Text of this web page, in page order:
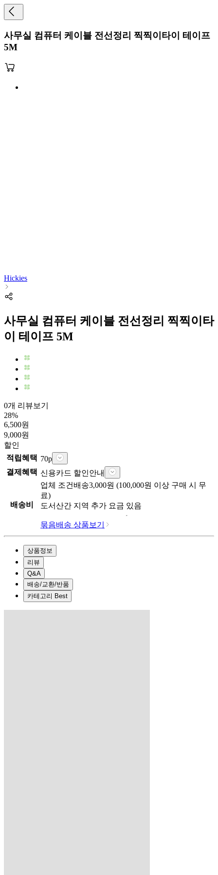
사무실 컴퓨터 케이블 전선정리 찍찍이타이 테이프
5M
Hickies
사무실 컴퓨터 케이블 전선정리 찍찍이타
이 테이프 5M
0개 리뷰보기
28%
6,500원
9,000원
할인
적립혜택 70p
결제혜택 신용카드 할인안내
배송비
업체 조건배송3,000원 (100,000원 이상 구매 시 무
료)
도서산간 지역 추가 요금 있음
묶음배송 상품보기
상품정보
리뷰
Q&A
배송/교환/반품
카테고리 Best